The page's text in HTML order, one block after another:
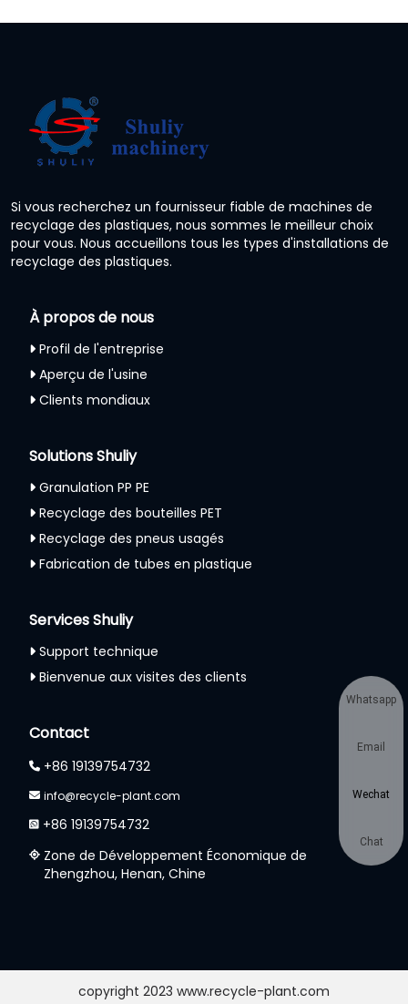
Si vous recherchez un fournisseur fiable de machines de
recyclage des plastiques, nous sommes le meilleur choix
pour vous. Nous accueillons tous les types d'installations de
recyclage des plastiques.
À propos de nous
Profil de l'entreprise
Aperçu de l'usine
Clients mondiaux
Solutions Shuliy
Granulation PP PE
Recyclage des bouteilles PET
Recyclage des pneus usagés
Fabrication de tubes en plastique
Services Shuliy
Support technique
Bienvenue aux visites des clients
Contact
+86 19139754732
info@recycle-plant.com
+86 19139754732
Zone de Développement Économique de
Zhengzhou, Henan, Chine
copyright 2023 www.recycle-plant.com
Whatsapp
Email
Wechat
Chat